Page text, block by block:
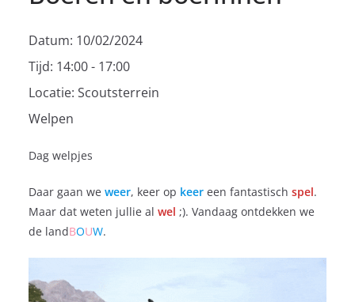
Datum: 10/02/2024
Tijd: 14:00 - 17:00
Locatie: Scoutsterrein
Welpen
Dag welpjes
Daar gaan we weer, keer op keer een fantastisch spel.
Maar dat weten jullie al wel ;). Vandaag ontdekken we
de landBOUW.